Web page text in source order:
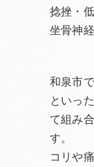
捻挫・
坐骨神
和泉市
といっ
て組み
す。
コリや